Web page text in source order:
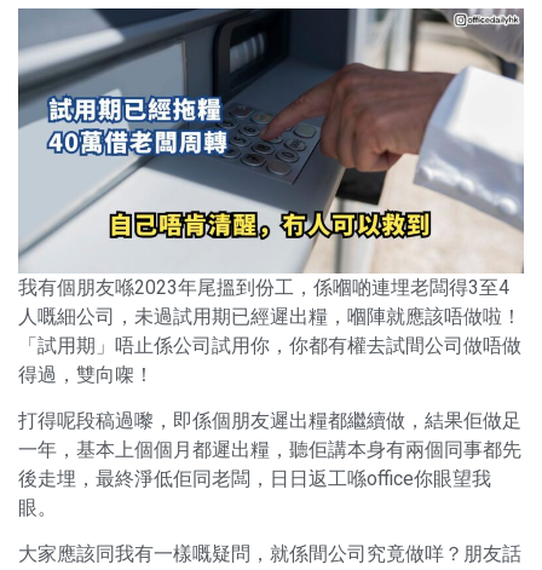
我有個朋友喺2023年尾搵到份工，係嗰啲連埋老闆得3至4
人嘅細公司，未過試用期已經遲出糧，嗰陣就應該唔做啦！
「試用期」唔止係公司試用你，你都有權去試間公司做唔做
得過，雙向㗎！
打得呢段稿過嚟，即係個朋友遲出糧都繼續做，結果佢做足
一年，基本上個個月都遲出糧，聽佢講本身有兩個同事都先
後走埋，最終淨低佢同老闆，日日返工喺office你眼望我
眼。
大家應該同我有一樣嘅疑問，就係間公司究竟做咩？朋友話